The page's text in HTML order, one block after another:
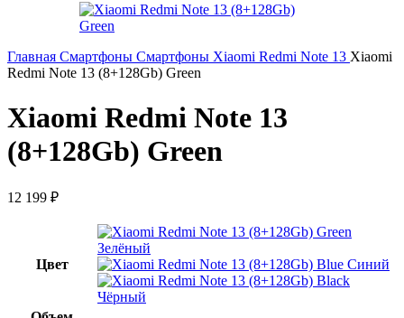
Главная Смартфоны Смартфоны Xiaomi Redmi Note 13 Xiaomi
Redmi Note 13 (8+128Gb) Green
Xiaomi Redmi Note 13
(8+128Gb) Green
12 199 ₽
Цвет
Зелёный
Синий
Чёрный